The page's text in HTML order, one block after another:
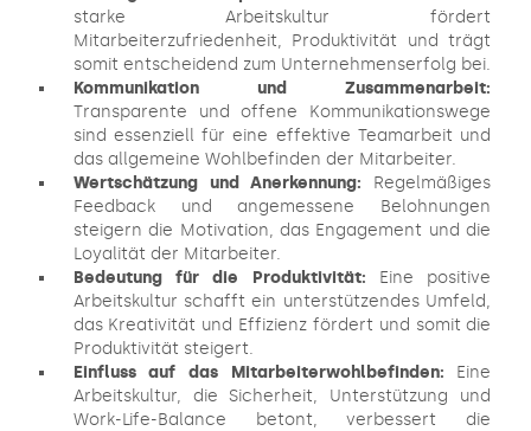
starke Arbeitskultur fördert
Mitarbeiterzufriedenheit, Produktivität und trägt
somit entscheidend zum Unternehmenserfolg bei.
Kommunikation und Zusammenarbeit:
Transparente und offene Kommunikationswege
sind essenziell für eine effektive Teamarbeit und
das allgemeine Wohlbefinden der Mitarbeiter.
Wertschätzung und Anerkennung: Regelmäßiges
Feedback und angemessene Belohnungen
steigern die Motivation, das Engagement und die
Loyalität der Mitarbeiter.
Bedeutung für die Produktivität: Eine positive
Arbeitskultur schafft ein unterstützendes Umfeld,
das Kreativität und Effizienz fördert und somit die
Produktivität steigert.
Einfluss auf das Mitarbeiterwohlbefinden: Eine
Arbeitskultur, die Sicherheit, Unterstützung und
Work-Life-Balance betont, verbessert die